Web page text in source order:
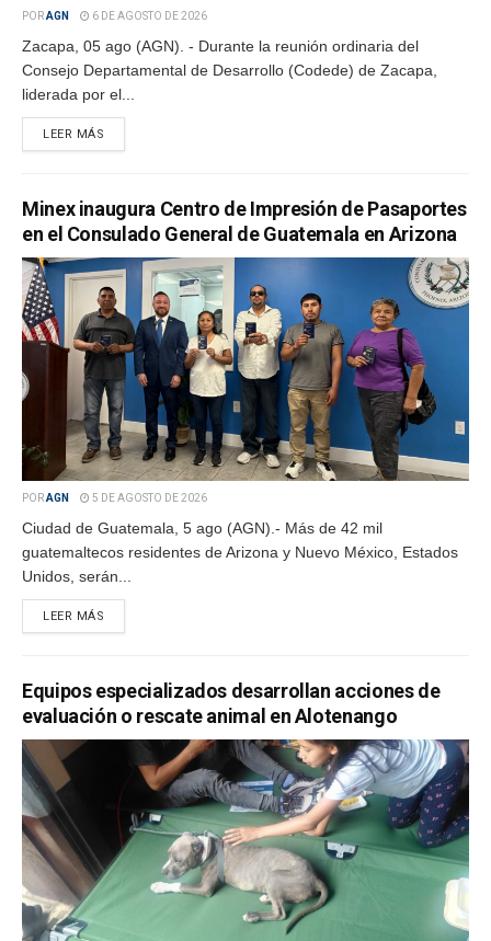
PORAGN 6 DE AGOSTO DE 2026
Zacapa, 05 ago (AGN). - Durante la reunión ordinaria del
Consejo Departamental de Desarrollo (Codede) de Zacapa,
liderada por el...
LEER MÁS
Minex inaugura Centro de Impresión de Pasaportes
en el Consulado General de Guatemala en Arizona
PORAGN 5 DE AGOSTO DE 2026
Ciudad de Guatemala, 5 ago (AGN).- Más de 42 mil
guatemaltecos residentes de Arizona y Nuevo México, Estados
Unidos, serán...
LEER MÁS
Equipos especializados desarrollan acciones de
evaluación o rescate animal en Alotenango